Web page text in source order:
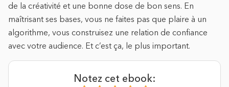
de la créativité et une bonne dose de bon sens. En
maîtrisant ses bases, vous ne faites pas que plaire à un
algorithme, vous construisez une relation de confiance
avec votre audience. Et c’est ça, le plus important.
Notez cet ebook: